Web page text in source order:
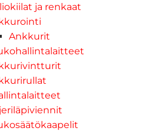
ja renkaat
Ankkurit